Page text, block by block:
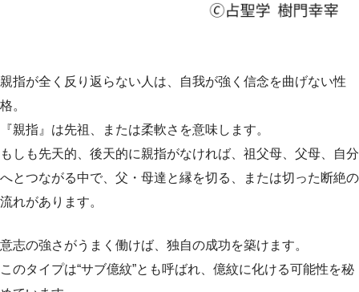
親指が全く反り返らない人は、自我が強く信念を曲げない性
格。
『親指』は先祖、または柔軟さを意味します。
もしも先天的、後天的に親指がなければ、祖父母、父母、自分
へとつながる中で、父・母達と縁を切る、または切った断絶の
流れがあります。
意志の強さがうまく働けば、独自の成功を築けます。
このタイプは“サブ億紋”とも呼ばれ、億紋に化ける可能性を秘